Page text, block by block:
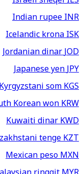
Indian rupeeINR
Icelandic kronaISK
Jordanian dinarJOD
Japanese yenJPY
somKGS
Korean wonKRW
Kuwaiti dinarKWD
tengeKZT
Mexican pesoMXN